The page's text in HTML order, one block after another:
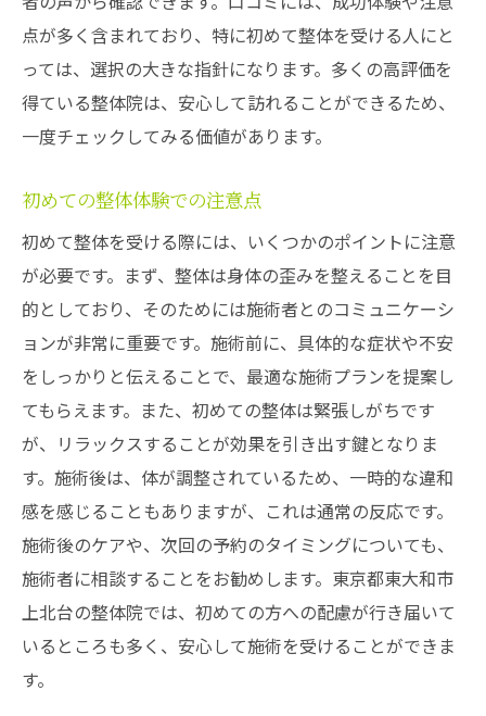
点が多く含まれており、特に初めて整体を受ける人にと
っては、選択の大きな指針になります。多くの高評価を
得ている整体院は、安心して訪れることができるため、
一度チェックしてみる価値があります。
初めての整体体験での注意点
初めて整体を受ける際には、いくつかのポイントに注意
が必要です。まず、整体は身体の歪みを整えることを目
的としており、そのためには施術者とのコミュニケーシ
ョンが非常に重要です。施術前に、具体的な症状や不安
をしっかりと伝えることで、最適な施術プランを提案し
てもらえます。また、初めての整体は緊張しがちです
が、リラックスすることが効果を引き出す鍵となりま
す。施術後は、体が調整されているため、一時的な違和
感を感じることもありますが、これは通常の反応です。
施術後のケアや、次回の予約のタイミングについても、
施術者に相談することをお勧めします。東京都東大和市
上北台の整体院では、初めての方への配慮が行き届いて
いるところも多く、安心して施術を受けることができま
す。